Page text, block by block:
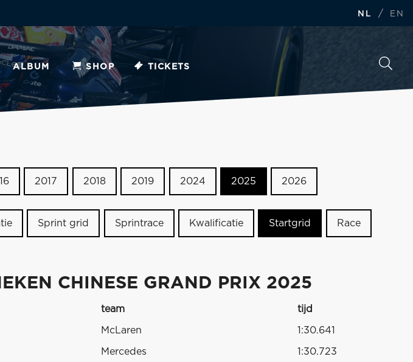
NL / EN
ALBUM SHOP TICKETS
2017 2018 2019 2024 2025 2026
Sprint grid Sprintrace Kwalificatie Startgrid Race
CHINESE GRAND PRIX 2025
team tijd
McLaren 1:30.641
Mercedes 1:30.723